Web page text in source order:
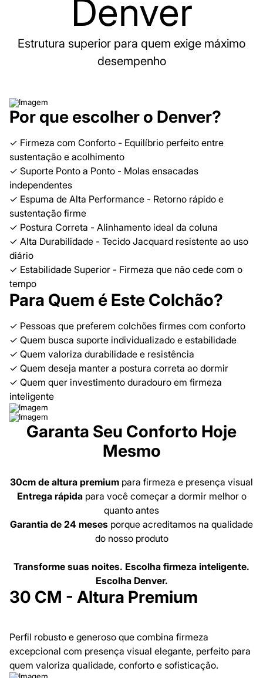
Denver
Estrutura superior para quem exige máximo
desempenho
Por que escolher o Denver?
✓ Firmeza com Conforto - Equilíbrio perfeito entre
sustentação e acolhimento
✓ Suporte Ponto a Ponto - Molas ensacadas
independentes
✓ Espuma de Alta Performance - Retorno rápido e
sustentação firme
✓ Postura Correta - Alinhamento ideal da coluna
✓ Alta Durabilidade - Tecido Jacquard resistente ao uso
diário
✓ Estabilidade Superior - Firmeza que não cede com o
tempo
Para Quem é Este Colchão?
✓ Pessoas que preferem colchões firmes com conforto
✓ Quem busca suporte individualizado e estabilidade
✓ Quem valoriza durabilidade e resistência
✓ Quem deseja manter a postura correta ao dormir
✓ Quem quer investimento duradouro em firmeza
inteligente
Garanta Seu Conforto Hoje
Mesmo
30cm de altura premium para firmeza e presença visual
Entrega rápidapara você começar a dormir melhor o
quanto antes
Garantia de 24 meses porque acreditamos na qualidade
do nosso produto
Transforme suas noites. Escolha firmeza inteligente.
Escolha Denver.
30 CM - Altura Premium
Perfil robusto e generoso que combina firmeza
excepcional com presença visual elegante, perfeito para
quem valoriza qualidade, conforto e sofisticação.